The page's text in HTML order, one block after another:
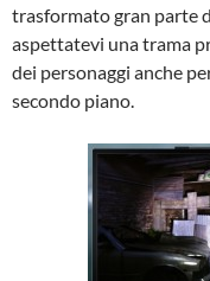
trasformato gran parte
aspettatevi una trama
dei personaggi anche
secondo piano.